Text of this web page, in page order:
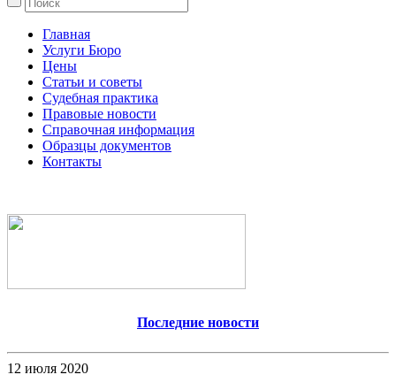
Главная
Услуги Бюро
Цены
Статьи и советы
Судебная практика
Правовые новости
Справочная информация
Образцы документов
Контакты
Последние новости
12 июля 2020